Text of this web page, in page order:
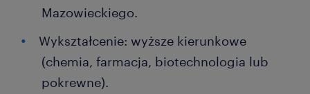
Mazowieckiego.
Wykształcenie: wyższe kierunkowe
(chemia, farmacja, biotechnologia lub
pokrewne).